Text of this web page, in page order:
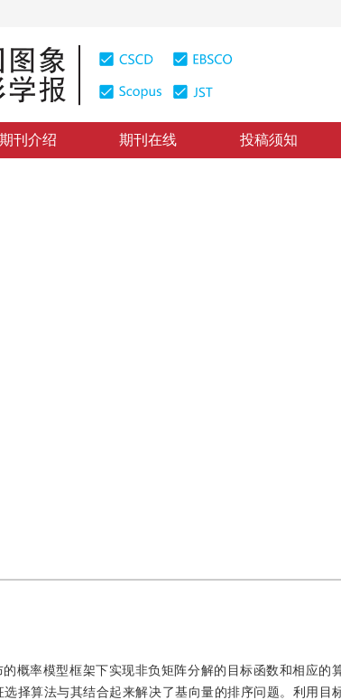
期刊介绍 期刊在线 投稿须知
概率模型框架下实现非负矩阵分解的目标函数和相应
选择算法与其结合起来解决了基向量的排序问题。利用